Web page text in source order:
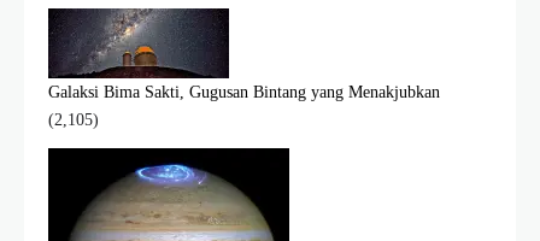
Galaksi Bima Sakti, Gugusan Bintang yang Menakjubkan
(2,105)